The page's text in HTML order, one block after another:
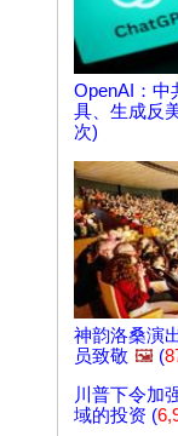
OpenAI：中
具、生成反
次)
神韵洛桑演
员致敬 🖼️ (
川普下令加
域的投资 (